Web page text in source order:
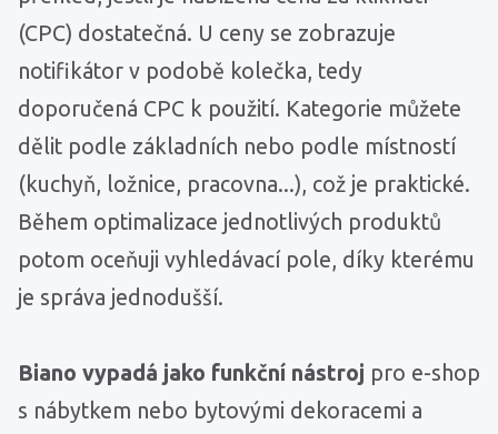
(CPC) dostatečná. U ceny se zobrazuje
notifikátor v podobě kolečka, tedy
doporučená CPC k použití. Kategorie můžete
dělit podle základních nebo podle místností
(kuchyň, ložnice, pracovna...), což je praktické.
Během optimalizace jednotlivých produktů
potom oceňuji vyhledávací pole, díky kterému
je správa jednodušší.
Biano vypadá jako funkční nástroj pro e-shop
s nábytkem nebo bytovými dekoracemi a